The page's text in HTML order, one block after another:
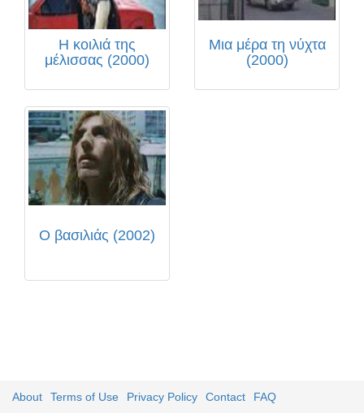
Η κοιλιά της
μέλισσας (2000)
Μια μέρα τη νύχτα
(2000)
Ο βασιλιάς (2002)
About Terms of Use Privacy Policy Contact FAQ